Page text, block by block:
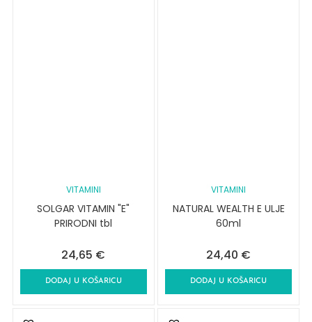
VITAMINI
SOLGAR VITAMIN "E"
PRIRODNI tbl
24,65 €
DODAJ U KOŠARICU
VITAMINI
NATURAL WEALTH E ULJE
60ml
24,40 €
DODAJ U KOŠARICU